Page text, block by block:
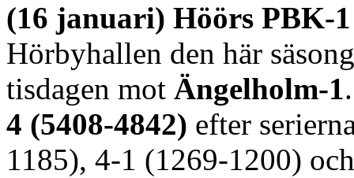
(16 januari) Höörs PBK-1
Hörbyhallen den här
tisdagen mot Ängelholm-1
4 (5408-4842) efter
1185), 4-1 (1269-1200)